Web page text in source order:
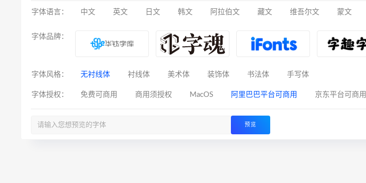
字体语言： 中文 英文 日文 韩文 阿拉伯文 藏文 维吾尔文 蒙文
字体品牌：
字体风格： 无衬线体 衬线体 美术体 装饰体 书法体 手写体
字体授权： 免费可商用 商用须授权 MacOS 阿里巴巴平台可商用 京东平台可商用
预览